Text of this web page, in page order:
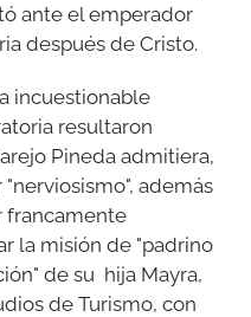
ante el emperador
después de Cristo.
incuestionable
resultaron
Pineda admitiera,
además
francamente
la misión de "padrino
de su hija Mayra,
de Turismo, con